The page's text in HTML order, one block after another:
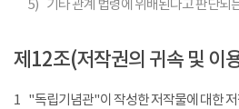
5) 기타 관계 법령에 위배된다고 판단되
제12조(저작권의 귀속 및 이
1 "독립기념관"이 작성한 저작물에 대한